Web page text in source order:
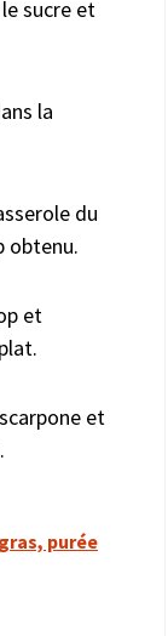
sucre et
la
du
obtenu.
et
et
purée